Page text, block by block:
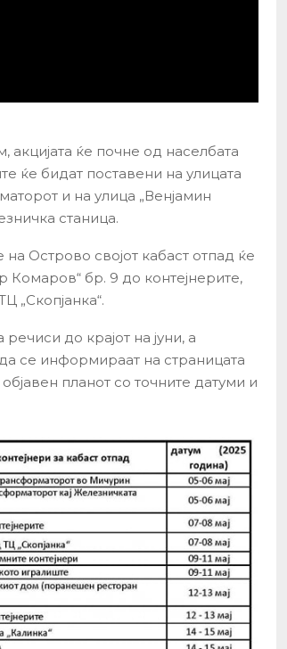
ќе почне од населбата
ќе бидат поставени на улицата
и на улица „Венјамин
станица.
Острово својот кабаст отпад ќе
Комаров“ бр. 9 до контејнерите,
„Скопјанка“.
до крајот на јуни, а
се информираат на страницата
планот со точните датуми и